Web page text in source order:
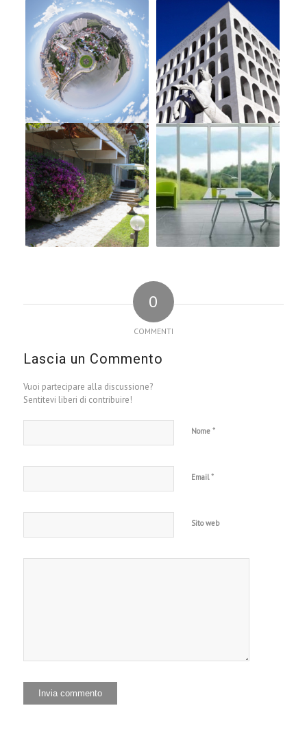
0
COMMENTI
Lascia un Commento
Vuoi partecipare alla discussione?
Sentitevi liberi di contribuire!
Nome *
Email*
Sito web